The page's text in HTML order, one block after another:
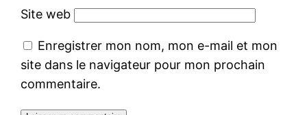
Site web
Enregistrer mon nom, mon e-mail et mon
site dans le navigateur pour mon prochain
commentaire.